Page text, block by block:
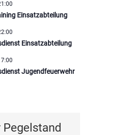
Einsatzabteilung
Einsatzabteilung
Jugendfeuerwehr